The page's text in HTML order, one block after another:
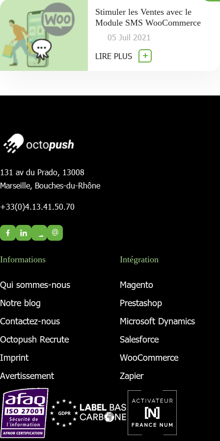
Stimuler les Ventes avec le
Module SMS WooCommerce
05 Juil 2021
LIRE PLUS
131 av du Prado, 13008
Marseille, Bouches-du-Rhône
+33(0)4.13.41.50.70
@
Informations
Qui sommes-nous
Notre blog
Contactez-nous
Octopush Recrute
Imprint
Avertissement
Intégration
Magento
Prestashop
Microsoft Dynamics
Salesforce
WooCommerce
Zapier